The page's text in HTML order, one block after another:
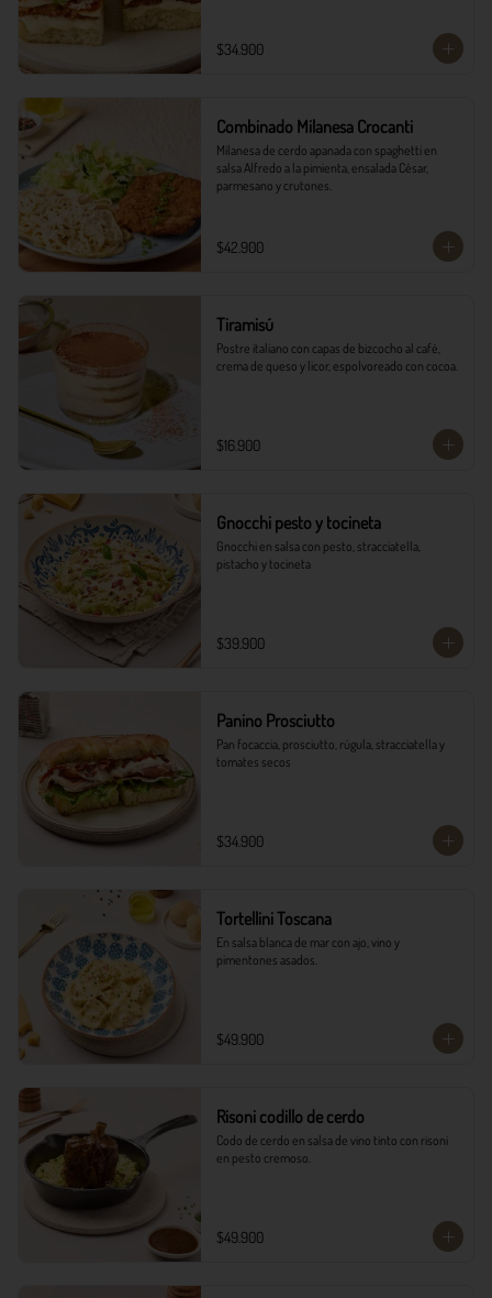
$34.900
Combinado Milanesa Crocanti
Milanesa de cerdo apanada con spaghetti en
salsa Alfredo a la pimienta, ensalada César,
parmesano y crutones.
$42.900
Tiramisú
Postre italiano con capas de bizcocho al café,
crema de queso y licor, espolvoreado con cocoa.
$16.900
Gnocchi pesto y tocineta
Gnocchi en salsa con pesto, stracciatella,
pistacho y tocineta
$39.900
Panino Prosciutto
Pan focaccia, prosciutto, rúgula, stracciatella y
tomates secos
$34.900
Tortellini Toscana
En salsa blanca de mar con ajo, vino y
pimentones asados.
$49.900
Risoni codillo de cerdo
Codo de cerdo en salsa de vino tinto con risoni
en pesto cremoso.​
$49.900